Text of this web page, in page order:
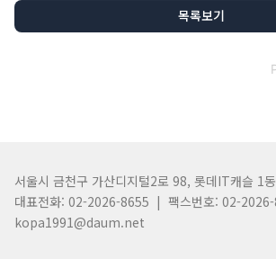
목록보기
서울시 금천구 가산디지털2로 98, 롯데IT캐슬 1
대표전화: 02-2026-8655 | 팩스번호: 02-
kopa1991@daum.net